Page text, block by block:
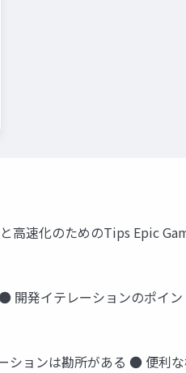
高速化のためのTips Epic
発イテレーションのポイ
ョンは勘所がある ● 便利